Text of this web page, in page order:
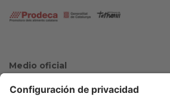
Medio oficial